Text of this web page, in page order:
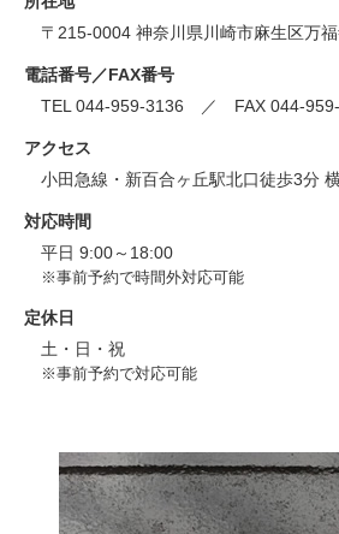
〒215-0004 神奈川県川崎市麻生区万
電話番号／FAX番号
TEL 044-959-3136 ／ FAX 044-
アクセス
小田急線・新百合ヶ丘駅北口徒歩3分
対応時間
平日 9:00～18:00
※事前予約で時間外対応可能
定休日
土・日・祝
※事前予約で対応可能